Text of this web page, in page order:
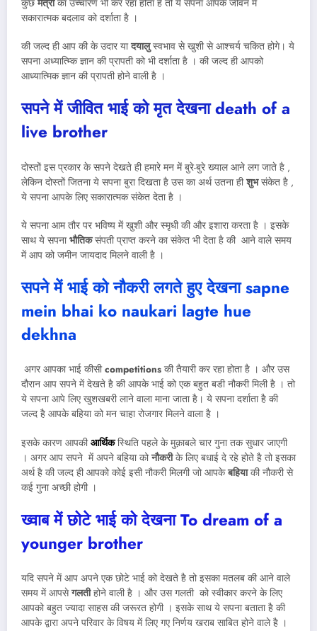
कुछमंत्रोंका उच्चारण भी कर रहा होता है तो ये सपना आपके जीवन में
सकारात्मक बदलाव को दर्शाता है ।
की जल्द ही आप की के उदार यादयालुस्वभाव से खुशी से आश्चर्य चकित होगे। ये
सपना अध्यात्म्कि ज्ञान की प्रापती को भी दर्शाता है । की जल्द ही आपको
आध्यात्मिक ज्ञान की प्रापती होने वाली है ।
सपने में जीवित भाई को मृत देखनाdeath of a
live brother
दोस्तों इस प्रकार के सपने देखते ही हमारे मन में बुरे-बुरे ख्याल आने लग जाते है ,
लेकिन दोस्तों जितना ये सपना बुरा दिखता है उस का अर्थ उतना हीशुभसंकेत है ,
ये सपना आपके लिए सकारात्मक संकेत देता है ।
ये सपना आम तौर पर भविष्य में खुशी और स्मृधी की और इशारा करता है । इसके
साथ ये सपनाभौतिकसंपती प्राप्त करने का संकेत भी देता है की आने वाले समय
में आप को जमीन जायदाद मिलने वाली है ।
सपने में भाई को नौकरी लगते हुए देखनाsapne
mein bhai ko naukari lagte hue
dekhna
अगर आपका भाई कीसीcompetitions की तैयारी कर रहा होता है । और उस
दौरान आप सपने में देखते है की आपके भाई को एक बहुत बडी नौकरी मिली है । तो
ये सपना आपे लिए खुशखबरी लाने वाला माना जाता है। ये सपना दर्शाता है की
जल्द है आपके बहिया को मन चाहा रोजगार मिलने वाला है ।
इसके कारण आपकीआर्थिकस्थिति पहले के मुक़ाबले चार गुना तक सुधार जाएगी
। अगर आप सपने में अपने बहिया कोनौकरीके लिए बधाई दे रहे होते है तो इसका
अर्थ है की जल्द ही आपको कोई इसी नौकरी मिलगी जो आपकेबहियाकी नौकरी से
कई गुना अच्छी होगी ।
ख्वाब में छोटे भाई को देखनाTo dream of a
younger brother
यदि सपने में आप अपने एक छोटे भाई को देखते है तो इसका मतलब की आने वाले
समय में आपसेगलतीहोने वाली है । और उस गलती को स्वीकार करने के लिए
आपको बहुत ज्यादा साहस की जरूरत होगी । इसके साथ ये सपना बताता है की
आपके द्वारा अपने परिवार के विषय में लिए गए निर्णय खराब साबित होने वाले है ।